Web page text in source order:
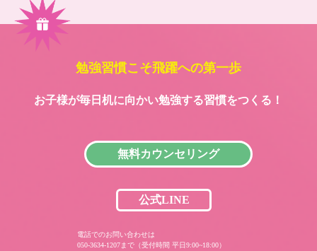
勉強習慣こそ飛躍への第一歩
お子様が毎日机に向かい勉強する習慣をつくる！
無料カウンセリング
公式LINE
電話でのお問い合わせは
050-3634-1207まで（受付時間 平日9:00~18:00）